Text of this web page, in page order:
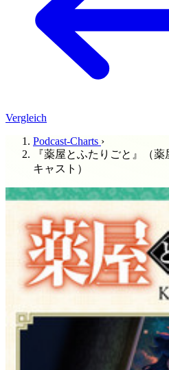
Vergleich
Podcast-Charts ›
『薬屋とふたりごと』（
キャスト）